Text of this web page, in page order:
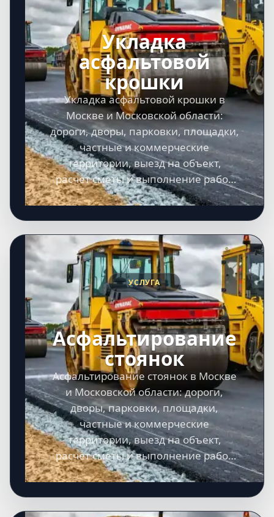
Укладка
асфальтовой
крошки
Укладка асфальтовой крошки в
Москве и Московской области:
дороги, дворы, парковки, площадки,
частные и коммерческие
территории, выезд на объект,
расчет сметы и выполнение работ
под ключ.
УСЛУГА
Асфальтирование
стоянок
Асфальтирование стоянок в Москве
и Московской области: дороги,
дворы, парковки, площадки,
частные и коммерческие
территории, выезд на объект,
расчет сметы и выполнение работ
под ключ.